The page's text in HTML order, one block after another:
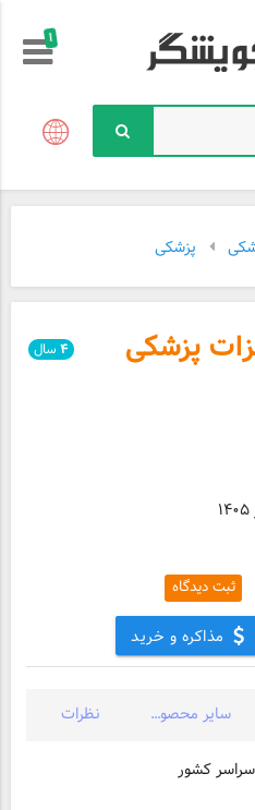
!
پزشکی
پزشکی
ثبت دیدگاه
مذاکره و خرید
۴ سال
سایر محصولات شرکت نظرات
کشور